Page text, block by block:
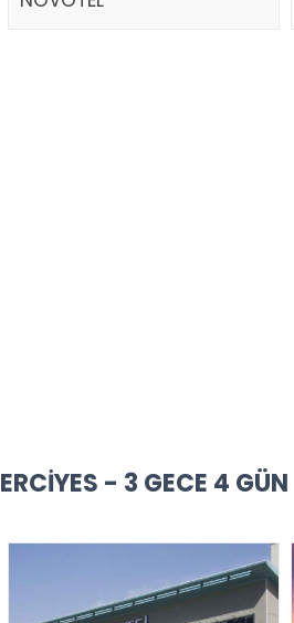
ERCIYES - 3 GECE 4 GÜN